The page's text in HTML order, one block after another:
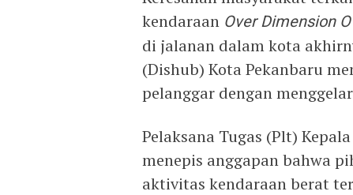
kendaraan Over Dimension
di jalanan dalam kota
(Dishub) Kota Pekanbaru
pelanggar dengan
Pelaksana Tugas (Plt)
menepis anggapan bahwa
aktivitas kendaraan berat